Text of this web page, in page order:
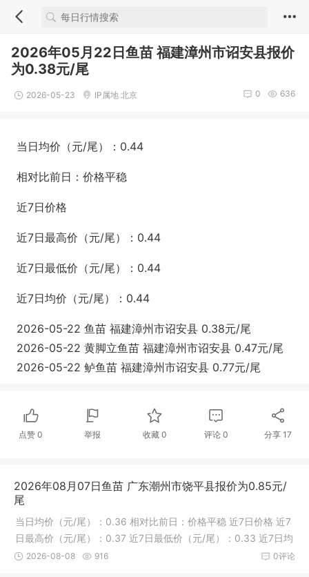
2026年05月22日鱼苗 福建漳州市诏安县报价
为0.38元/尾
2026-05-23 IP属地 北京 636
0
当日均价（元/尾）：0.44
相对比前日：价格平稳
近7日价格
近7日最高价（元/尾）：0.44
近7日最低价（元/尾）：0.44
近7日均价（元/尾）：0.44
2026-05-22 鱼苗 福建漳州市诏安县 0.38元/尾
2026-05-22 黄脚立鱼苗 福建漳州市诏安县 0.47元/尾
2026-05-22 鲈鱼苗 福建漳州市诏安县 0.77元/尾
点赞0 举报 收藏 0 评论0 分享17
2026年08月07日鱼苗 广东潮州市饶平县报价为0.85元/
尾
当日均价（元/尾）：0.36 相对比前日：价格平稳 近7日价格 近7
日最高价（元/尾）：0.37 近7日最低价（元/尾）：0.33 近7日均
价（
0评论
2026-08-08 916